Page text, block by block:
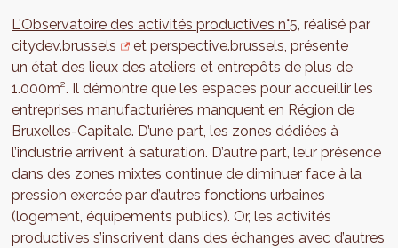
L'Observatoire des activités productives n°5, réalisé par
citydev.brussels
et perspective.brussels, présente
un état des lieux des ateliers et entrepôts de plus de
1.000m². Il démontre que les espaces pour accueillir les
entreprises manufacturières manquent en Région de
Bruxelles-Capitale. D’une part, les zones dédiées à
l’industrie arrivent à saturation. D’autre part, leur présence
dans des zones mixtes continue de diminuer face à la
pression exercée par d’autres fonctions urbaines
(logement, équipements publics). Or, les activités
productives s’inscrivent dans des échanges avec d’autres